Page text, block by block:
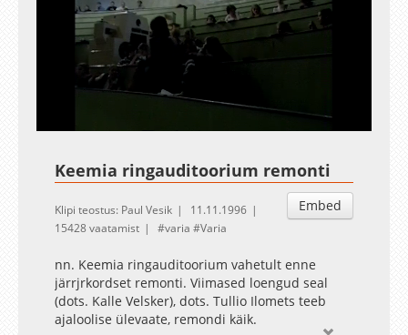
1.05%
Keemia ringauditoorium remonti
Embed
Klipi teostus: Paul Vesik
11.11.1996
15428 vaatamist
varia Varia
nn. Keemia ringauditoorium vahetult enne
järrjrkordset remonti. Viimased loengud seal
(dots. Kalle Velsker), dots. Tullio Ilomets teeb
ajaloolise ülevaate, remondi käik.